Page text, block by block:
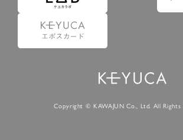
します。
5.仮登録とは、ケユカが提供するアプリ等
用するための簡易的な会員登録（以下「仮
6.仮登録をすることで、第9条のポイント
7.仮登録状態はポイントの利用は行えず、
Copyright © KAWAJUN Co., Ltd. All Rights